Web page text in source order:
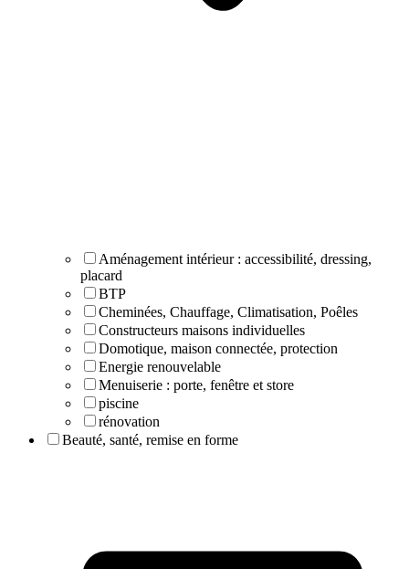
Aménagement intérieur : accessibilité, dressing,
placard
BTP
Cheminées, Chauffage, Climatisation, Poêles
Constructeurs maisons individuelles
Domotique, maison connectée, protection
Energie renouvelable
Menuiserie : porte, fenêtre et store
piscine
rénovation
Beauté, santé, remise en forme